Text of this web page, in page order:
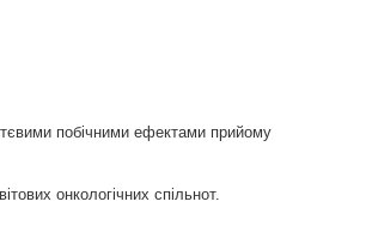
побічними ефектами прийому
онкологічних спільнот.